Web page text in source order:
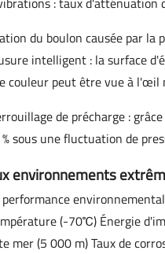
du boulon causée par la
intelligent : la surface
couleur peut être vue à
de précharge :
sous une fluctuation de
environnements
(-70℃) Énergie
mer (5 000 m) Taux de